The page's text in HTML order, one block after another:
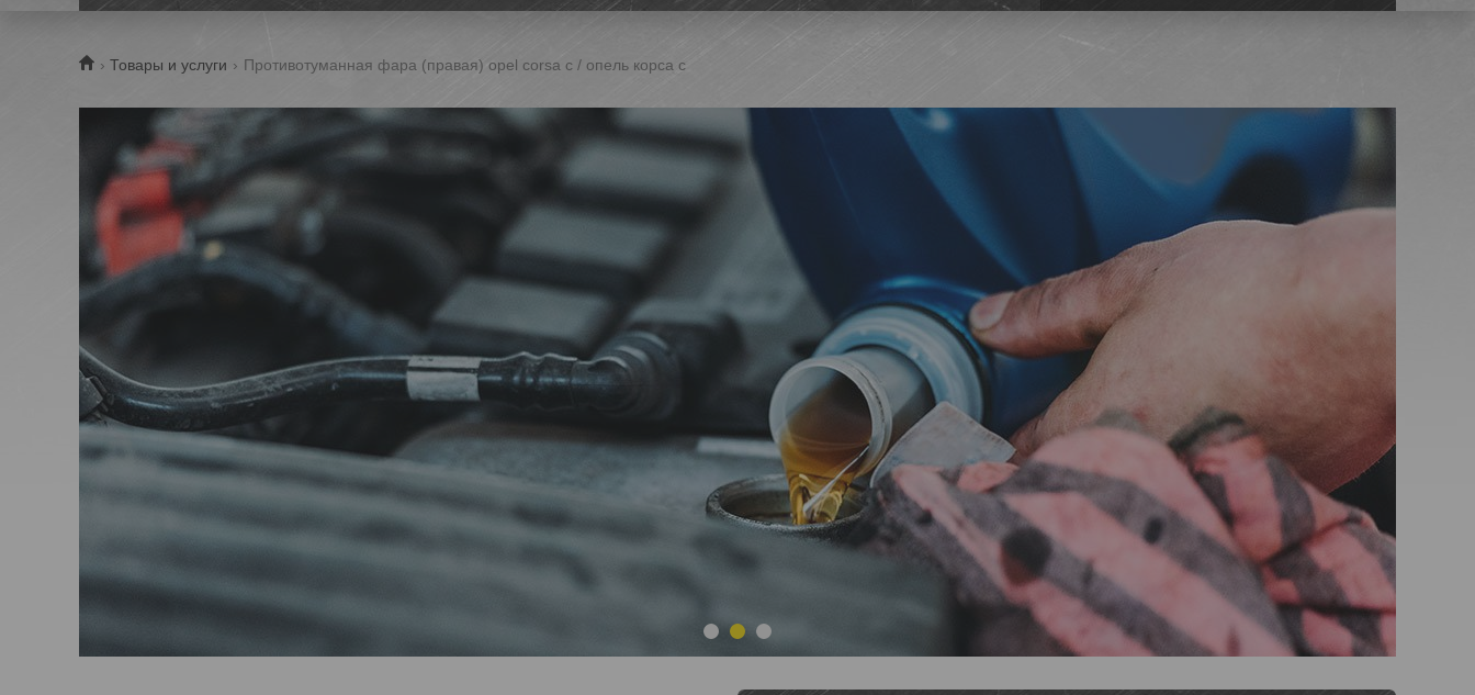
Товары и услуги Противотуманная фара (правая) opel corsa c / опель корса с